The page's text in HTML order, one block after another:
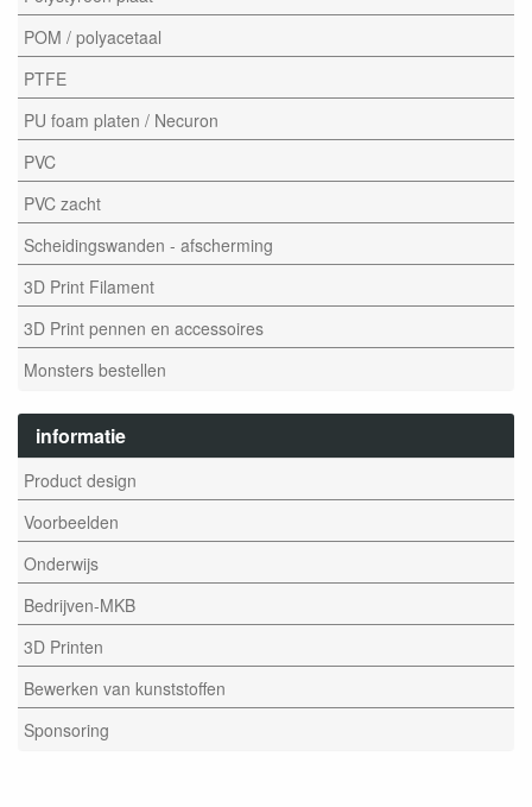
POM / polyacetaal
PTFE
PU foam platen / Necuron
PVC
PVC zacht
Scheidingswanden - afscherming
3D Print Filament
3D Print pennen en accessoires
Monsters bestellen
informatie
Product design
Voorbeelden
Onderwijs
Bedrijven-MKB
3D Printen
Bewerken van kunststoffen
Sponsoring